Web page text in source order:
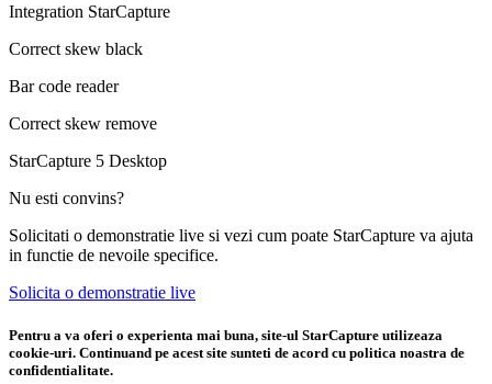
Integration StarCapture
Correct skew black
Bar code reader
Correct skew remove
StarCapture 5 Desktop
Nu esti convins?
Solicitati o demonstratie live si vezi cum poate StarCapture va ajuta
in functie de nevoile specifice.
Solicita o demonstratie live
Pentru a va oferi o experienta mai buna, site-ul StarCapture utilizeaza
cookie-uri. Continuand pe acest site sunteti de acord cu politica noastra de
confidentialitate.